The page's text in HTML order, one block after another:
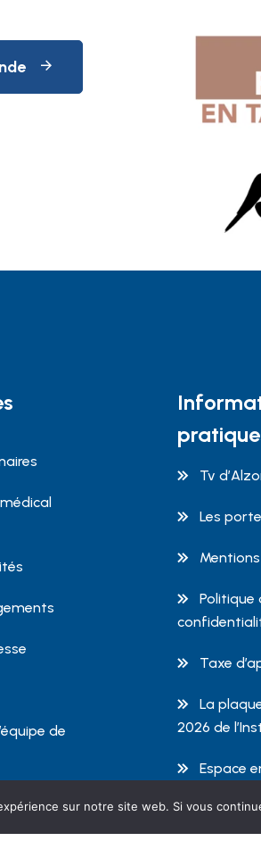
de
Tv
Les
Politique
Taxe
La
2026 de
Espace
sur notre site web. Si vous